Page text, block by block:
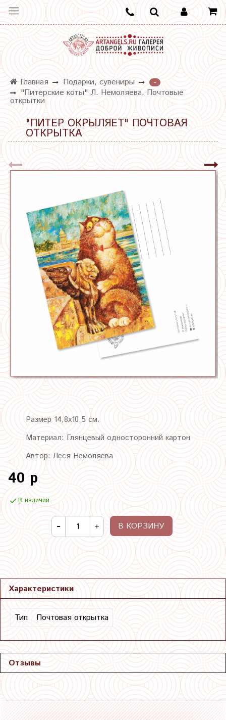
Главная Подарки, сувениры
-
"Питерские коты" Л. Немоляева. Почтовые
открытки
"ПИТЕР ОКРЫЛЯЕТ" ПОЧТОВАЯ
ОТКРЫТКА
Размер 14,8х10,5 см.
Материал: Глянцевый односторонний картон
Автор: Леся Немоляева
40 р
В наличии
В КОРЗИНУ
Характеристики
Тип Почтовая открытка
Отзывы